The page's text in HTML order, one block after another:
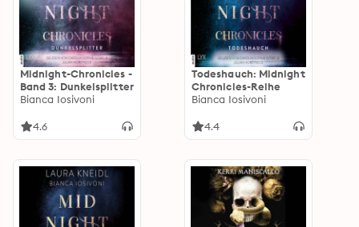
Midnight-Chronicles -
Band 3: Dunkelsplitter
Bianca Iosivoni
4.6
Todeshauch: Midnight
Chronicles-Reihe
Bianca Iosivoni
4.4